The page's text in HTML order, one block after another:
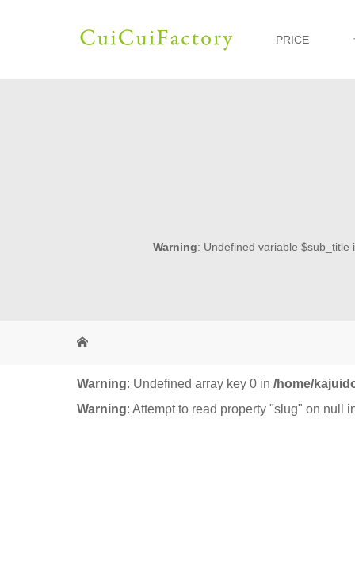
PRICE
Warning: Undefined variable $sub_title
Warning: Undefined array key 0 in /home/
Warning: Attempt to read property "slug" on null